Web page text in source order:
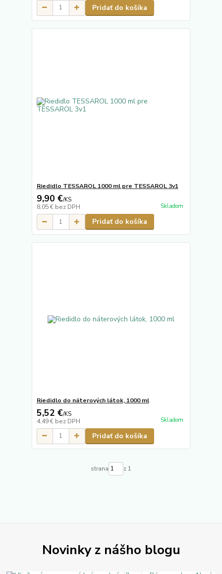
Pridať do košíka
Riedidlo TESSAROL 1000 ml pre TESSAROL 3v1
9,90 €/KS
8,05 € bez DPH Skladom
Pridať do košíka
Riedidlo do náterových látok, 1000 ml
5,52 €/KS
4,49 € bez DPH Skladom
Pridať do košíka
strana z 1
Novinky z nášho blogu